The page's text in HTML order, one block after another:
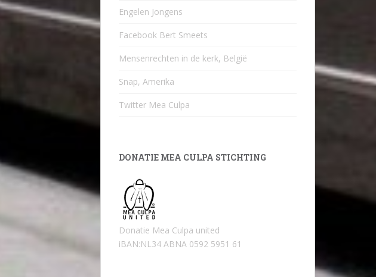
Engelen Jongens
Facebook Bert Smeets
Mensenrechten in de kerk, België
Snap, Amerika
Twitter Mea Culpa
DONATIE MEA CULPA STICHTING
Donatie Mea Culpa united
iBAN:NL34 ABNA 0592 5951 61